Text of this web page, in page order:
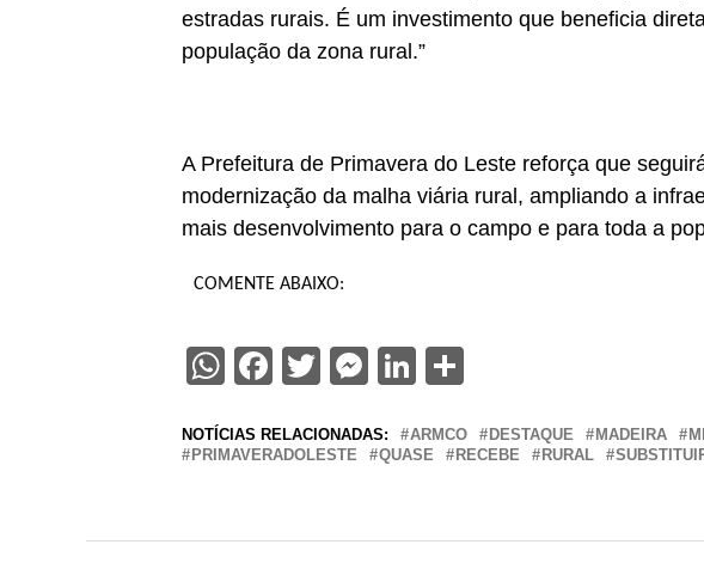
estradas rurais. É um investimento que beneficia
população da zona rural.”
A Prefeitura de Primavera do Leste reforça que
modernização da malha viária rural, ampliando a
mais desenvolvimento para o campo e para toda a
COMENTE ABAIXO:
WhatsApp
Facebook
Twitter
Messenger
LinkedIn
NOTÍCIAS RELACIONADAS: ARMCO DESTAQUE MADEIRA
PRIMAVERADOLESTE
QUASE RECEBE RURAL